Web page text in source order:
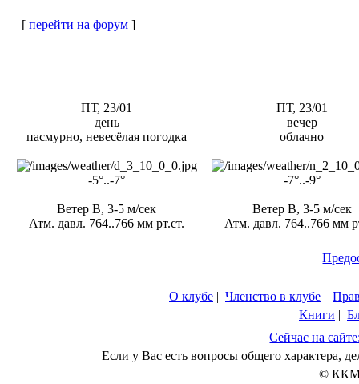
[ перейти на форум ]
ПТ, 23/01
день
пасмурно, невесёлая погодка
-5°..-7°
Ветер В, 3-5 м/сек
Атм. давл. 764..766 мм рт.ст.
ПТ, 23/01
вечер
облачно
-7°..-9°
Ветер В, 3-5 м/сек
Атм. давл. 764..766 мм
О клубе | Членство в клубе |
Книги |
Сейчас на
Если у Вас есть вопросы общего характера,
© ККМ